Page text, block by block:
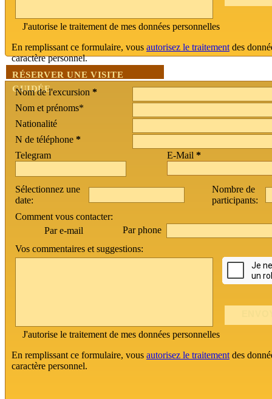
J'autorise le traitement de mes données personnelles
En remplissant ce formulaire, vous autorisez le traitement des
caractère personnel.
RÉSERVER UNE VISITE
GUIDÉE
Nom de l'excursion *
Nom et prénoms*
Nationalité
N de téléphone *
Telegram
E-Mail *
Sélectionnez une
date:
Nombre de
participants:
Comment vous contacter:
Par e-mail
Par phone
Vos commentaires et suggestions:
J'autorise le traitement de mes données personnelles
En remplissant ce formulaire, vous autorisez le traitement des
caractère personnel.